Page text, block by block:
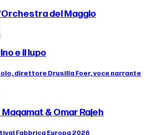
del Maggio
e il lupo
direttore Drusilla Foer, voce narrante
& Omar Rajeh
Fabbrica Europa 2026